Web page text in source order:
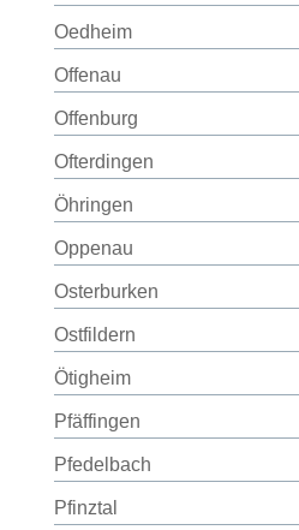
Oedheim
Offenau
Offenburg
Ofterdingen
Öhringen
Oppenau
Osterburken
Ostfildern
Ötigheim
Pfäffingen
Pfedelbach
Pfinztal